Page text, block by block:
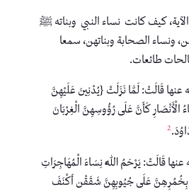
كيف كانت نساء النبي وبناته ﷺ
ونساء الصحابة وبناتهن، سمعا
طائعات.
قَالَتْ: لَمَّا نَزَلَتْ {يُدْنِينَ عَلَيْهِنَّ
الْأَنْصَارِ كَأَنَّ عَلَى رُؤُوسِهِنَّ الْغِرْبَانَ
2
قَالَتْ: يَرْحَمُ اللَّهُ نِسَاءَ الْمُهَاجِرَاتِ
بِخُمُرِهِنَّ عَلَى جُيُوبِهِنَّ شَقَقْن أَكْنَفَ